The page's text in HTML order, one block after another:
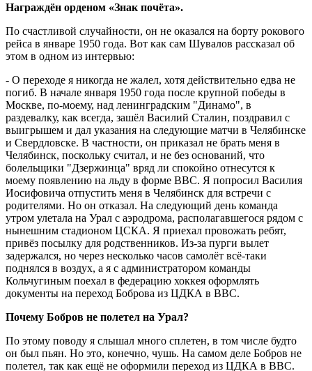
Награждён орденом «Знак почёта».
По счастливой случайности, он не оказался на борту рокового
рейса в январе 1950 года. Вот как сам Шувалов рассказал об
этом в одном из интервью:
- О переходе я никогда не жалел, хотя действительно едва не
погиб. В начале января 1950 года после крупной победы в
Москве, по-моему, над ленинградским "Динамо", в
раздевалку, как всегда, зашёл Василий Сталин, поздравил с
выигрышем и дал указания на следующие матчи в Челябинске
и Свердловске. В частности, он приказал не брать меня в
Челябинск, поскольку считал, и не без оснований, что
болельщики "Дзержинца" вряд ли спокойно отнесутся к
моему появлению на льду в форме ВВС. Я попросил Василия
Иосифовича отпустить меня в Челябинск для встречи с
родителями. Но он отказал. На следующий день команда
утром улетала на Урал с аэродрома, располагавшегося рядом с
нынешним стадионом ЦСКА. Я приехал провожать ребят,
привёз посылку для родственников. Из-за пурги вылет
задержался, но через несколько часов самолёт всё-таки
поднялся в воздух, а я с администратором команды
Кольчугиным поехал в федерацию хоккея оформлять
документы на переход Боброва из ЦДКА в ВВС.
Почему Бобров не полетел на Урал?
По этому поводу я слышал много сплетен, в том числе будто
он был пьян. Но это, конечно, чушь. На самом деле Бобров не
полетел, так как ещё не оформили переход из ЦДКА в ВВС.